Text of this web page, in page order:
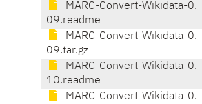
MARC-Convert-Wikidata-0.
09.readme
MARC-Convert-Wikidata-0.
09.tar.gz
MARC-Convert-Wikidata-0.
10.readme
MARC-Convert-Wikidata-0.